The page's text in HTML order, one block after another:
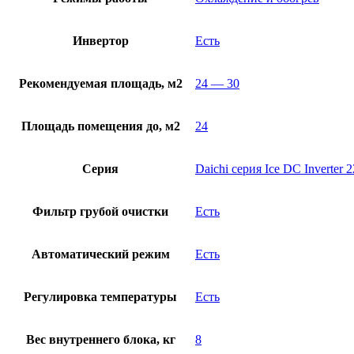
Инвертор Есть
Рекомендуемая площадь, м2 24 — 30
Площадь помещения до, м2 24
Серия Daichi серия Ice DC Inverter
Фильтр грубой очистки Есть
Автоматический режим Есть
Регулировка температуры Есть
Вес внутреннего блока, кг 8